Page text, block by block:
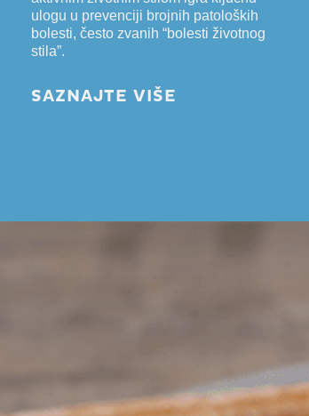
ulogu u prevenciji brojnih patoloških
bolesti, često zvanih “bolesti životnog
stila”.
SAZNAJTE VIŠE